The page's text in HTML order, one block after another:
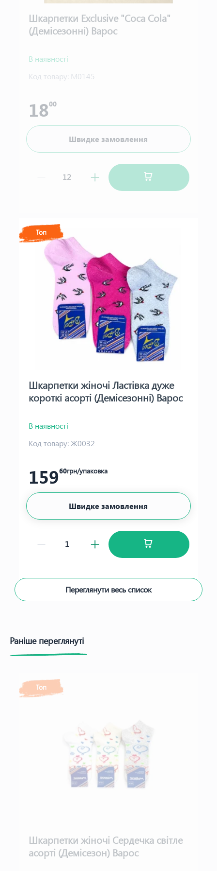
Шкарпетки Exclusive "Coca Cola"
(Демісезонні) Варос
В наявності
Код товару: М0145
1800
Швидке замовлення
Топ
Шкарпетки жіночі Ластівка дуже
короткі асорті (Демісезонні) Варос
В наявності
Код товару:Ж0032
15960грн/упаковка
Швидке замовлення
Переглянути весь список
Раніше переглянуті
Топ
Шкарпетки жіночі Сердечка світле
асорті (Демісезон) Варос